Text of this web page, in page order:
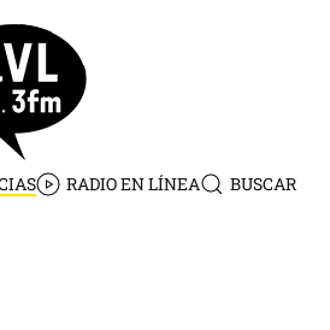
RADIO EN LÍNEA BUSCAR